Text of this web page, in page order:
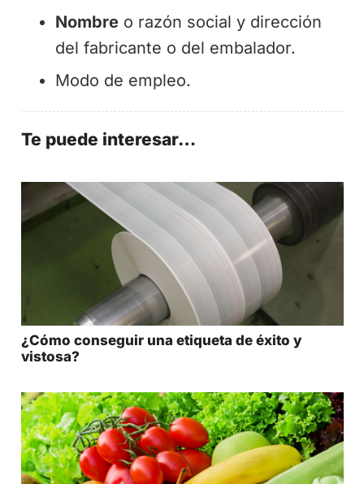
Nombre o razón social y dirección
del fabricante o del embalador.
Modo de empleo.
Te puede interesar…
¿Cómo conseguir una etiqueta de éxito y
vistosa?